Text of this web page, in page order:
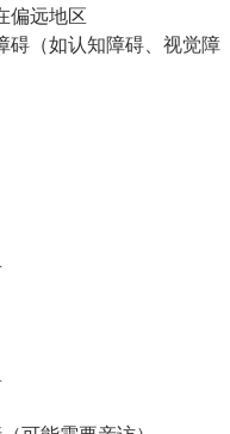
偏远地区
碍（如认知障碍、视觉障